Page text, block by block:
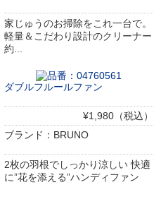
家じゅうのお掃除をこれ一台で。
軽量＆こだわり設計のクリーナー
約...
ダブルフルールファン
¥1,980（税込）
ブランド：BRUNO
2枚の羽根でしっかり涼しい 快適
に”花を添える”ハンディファン